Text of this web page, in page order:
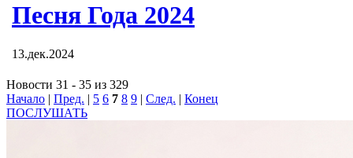
Песня Года 2024
13.дек.2024
Новости 31 - 35 из 329
Начало | Пред. | 5 6 7 8 9 | След. | Конец
ПОСЛУШАТЬ